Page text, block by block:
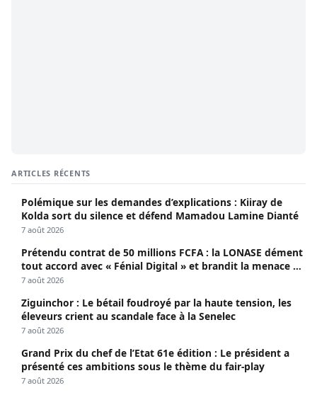
ARTICLES RÉCENTS
Polémique sur les demandes d’explications : Kiiray de
Kolda sort du silence et défend Mamadou Lamine Dianté
7 août 2026
Prétendu contrat de 50 millions FCFA : la LONASE dément
tout accord avec « Fénial Digital » et brandit la menace de
poursuites
7 août 2026
Ziguinchor : Le bétail foudroyé par la haute tension, les
éleveurs crient au scandale face à la Senelec
7 août 2026
Grand Prix du chef de l’Etat 61e édition : Le président a
présenté ces ambitions sous le thème du fair-play
7 août 2026